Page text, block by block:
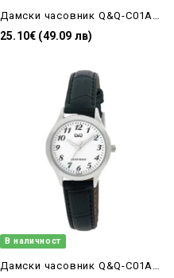
25.10€ (49.09 лв)
В наличност